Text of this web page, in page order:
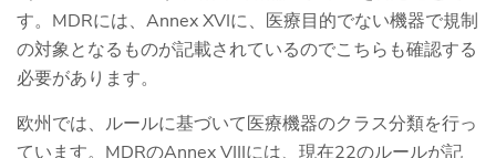
す。MDRには、Annex XVIに、医療目的でない機器で規制
の対象となるものが記載されているのでこちらも確認する
必要があります。
欧州では、ルールに基づいて医療機器のクラス分類を行っ
ています。MDRのAnnex VIIIには、現在22のルールが記